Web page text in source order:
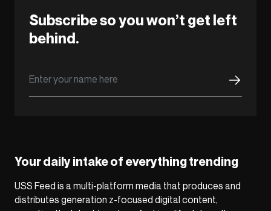
Subscribe so you won’t get left
behind.
Your daily intake of everything trending
USS Feed is a multi-platform media that produces and
distributes generation z-focused digital content,